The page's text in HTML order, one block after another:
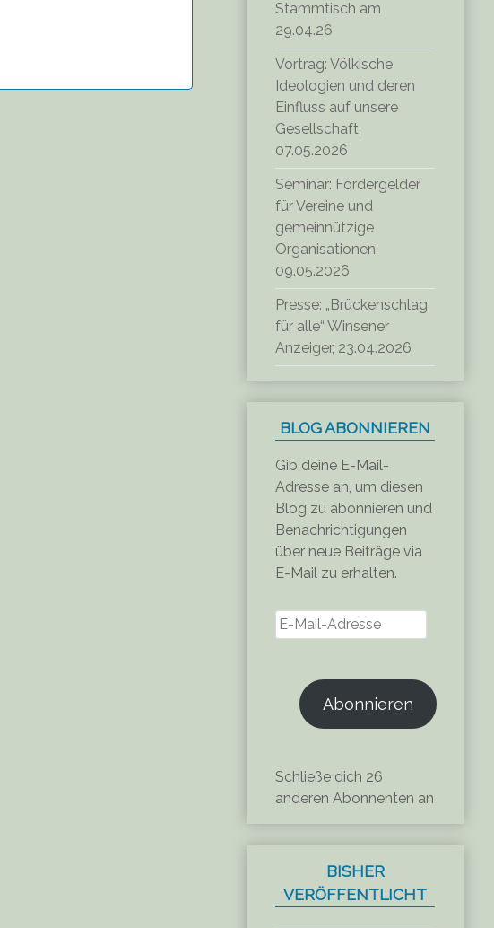
Stammtisch am
29.04.26
Vortrag: Völkische
Ideologien und deren
Einfluss auf unsere
Gesellschaft,
07.05.2026
Seminar: Fördergelder
für Vereine und
gemeinnützige
Organisationen,
09.05.2026
Presse: „Brückenschlag
für alle“ Winsener
Anzeiger, 23.04.2026
BLOG ABONNIEREN
Gib deine E-Mail-
Adresse an, um diesen
Blog zu abonnieren und
Benachrichtigungen
über neue Beiträge via
E-Mail zu erhalten.
E-
Mail-
Abonnieren
Schließe dich 26
anderen Abonnenten an
BISHER
VERÖFFENTLICHT